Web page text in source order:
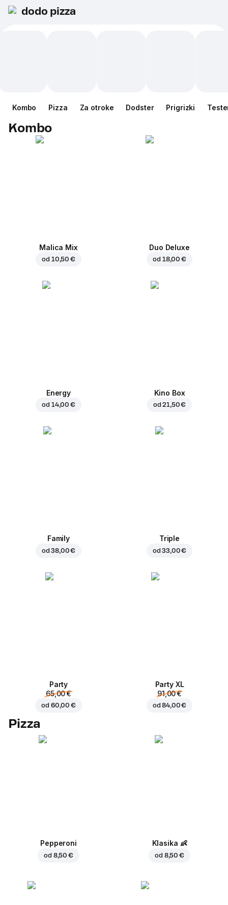
dodo pizza
Kombo Pizza Za otroke Dodster Prigrizki
Kombo
Malica Mix
od 10,50 €
Duo Deluxe
od 18,00 €
Energy
od 14,00 €
Kino Box
od21,50 €
Family
od38,00 €
Triple
od33,00 €
Party
65,00 €
od 60,00 €
Party XL
91,00 €
od84,00 €
Pizza
Pepperoni
od 8,50 €
Klasika 👶
od 8,50 €